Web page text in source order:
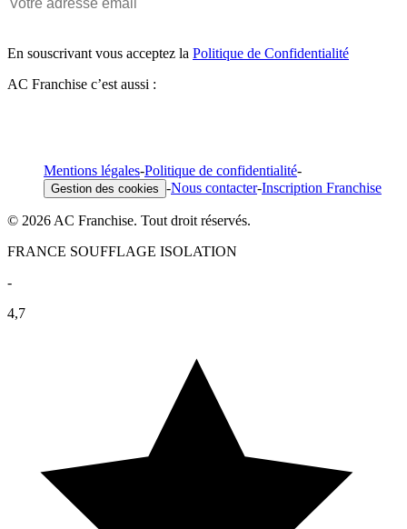
En souscrivant vous acceptez la Politique de Confidentialité
AC Franchise c’est aussi :
Mentions légales-Politique de confidentialité-
Gestion des cookies -Nous contacter-Inscription Franchise
© 2026 AC Franchise. Tout droit réservés.
FRANCE SOUFFLAGE ISOLATION
-
4,7